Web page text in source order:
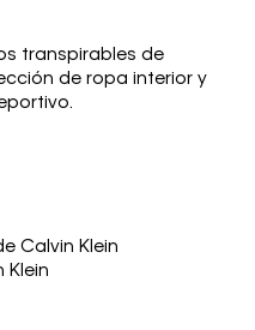
transpirables de
de ropa interior y
Calvin Klein
Klein